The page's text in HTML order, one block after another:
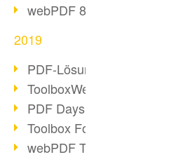
webPDF 8 Neuerungen (Teil
2019
PDF-Lösung für
ToolboxWebService Print
PDF Days 2020
Toolbox Forms Operation
webPDF Toolbox Delete